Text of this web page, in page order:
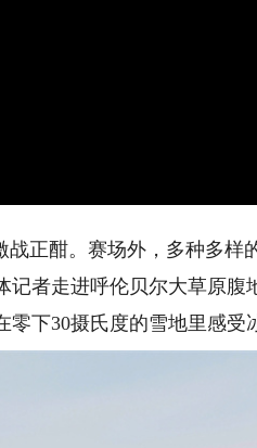
正酣。赛场外，多种多样
记者走进呼伦贝尔大草原
下30摄氏度的雪地里感受